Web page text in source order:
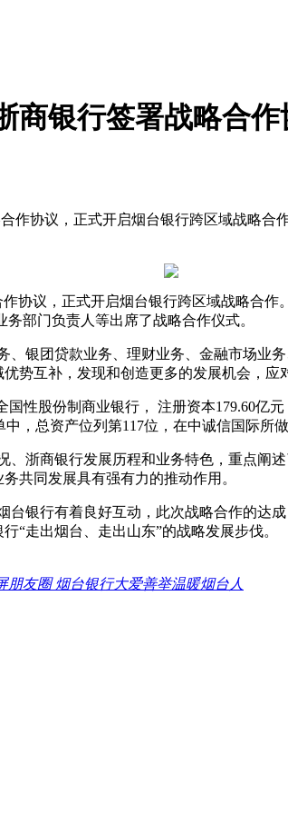
商银行签署战略合作
作协议，正式开启烟台银行跨区域战略
协议，正式开启烟台银行跨区域战略合
部门负责人等出席了战略合作仪式。
银团贷款业务、理财业务、金融市场业
势互补，发现和创造更多的发展机会，应
性股份制商业银行， 注册资本179.60亿
，总资产位列第117位，在中诚信国际
浙商银行发展历程和业务特色，重点阐
共同发展具有强有力的推动作用。
银行有着良好互动，此次战略合作的达
“走出烟台、走出山东”的战略发展步伐。
朋友圈 烟台银行大爱善举温暖烟台人